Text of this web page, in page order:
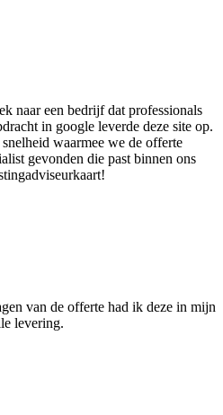
naar een bedrijf dat professionals
in google leverde deze site op.
waarmee we de offerte
gevonden die past binnen ons
van de offerte had ik deze in mijn
levering.